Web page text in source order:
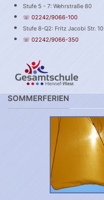
Stufe 5 - 7: Wehrstraße 80
☏ 02242/9066-100
Stufe 8-Q2: Fritz Jacobi Str. 10
☏ 02242/9066-350
SOMMERFERIEN